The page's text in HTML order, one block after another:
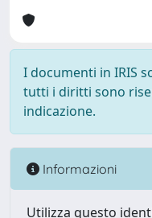
I documenti in IRIS
tutti i diritti sono
indicazione.
Informazioni
Utilizza questo